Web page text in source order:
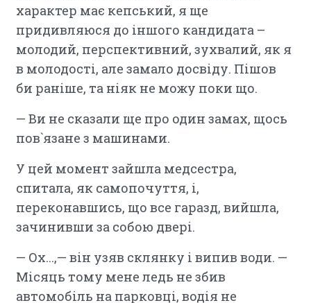
характер має кепський, я ще
придивляюся до іншого кандидата –
молодий, перспективний, зухвалий, як я
в молодості, але замало досвіду. Пішов
би раніше, та ніяк не можу поки що.
— Ви не сказали ще про один замах, щось
пов`язане з машинами.
У цей момент зайшла медсестра,
спитала, як самопочуття, і,
переконавшись, що все гаразд, вийшла,
зачинивши за собою двері.
— Ох...,— він узяв склянку і випив води. —
Місяць тому мене ледь не збив
автомобіль на парковці, водія не